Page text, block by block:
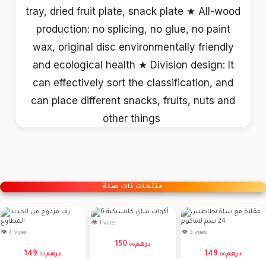
tray, dried fruit plate, snack plate ★ All-wood
production: no splicing, no glue, no paint
wax, original disc environmentally friendly
and ecological health ★ Division design: It
can effectively sort the classification, and
can place different snacks, fruits, nuts and
other things
منتجات ذات صلة
👁 4 vues
149 . 00درهم
👁 1 vues
150. 00درهم
👁 3 vues
149 . 00درهم